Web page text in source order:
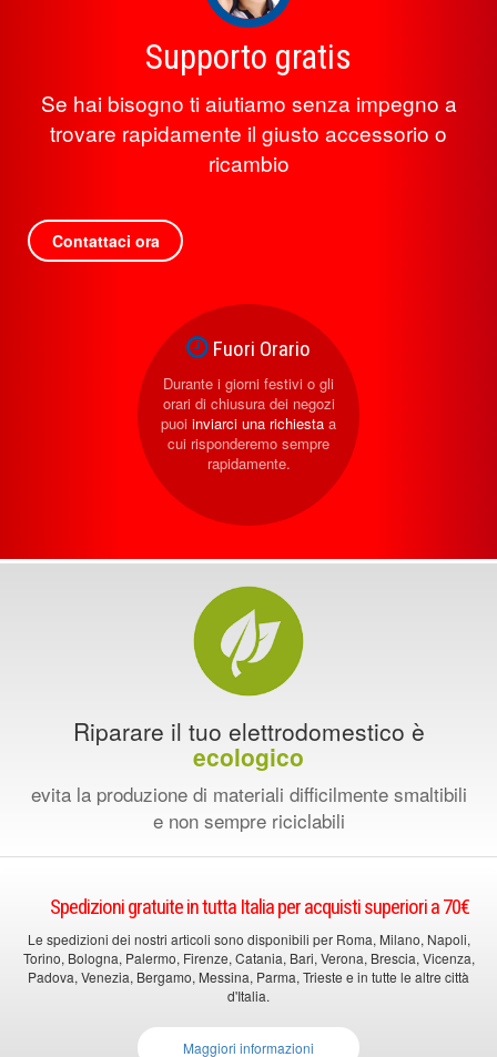
Supporto gratis
Se hai bisogno ti aiutiamo senza impegno a
trovare rapidamente il giusto accessorio o
ricambio
Contattaci ora
Fuori Orario
Durante i giorni festivi o gli
orari di chiusura dei negozi
puoi inviarci una richiesta a
cui risponderemo sempre
rapidamente.
Riparare il tuo elettrodomestico è
ecologico
evita la produzione di materiali difficilmente smaltibili
e non sempre riciclabili
Spedizioni gratuite in tutta Italia per acquisti superiori a 70€
Le spedizioni dei nostri articoli sono disponibili per Roma, Milano, Napoli,
Torino, Bologna, Palermo, Firenze, Catania, Bari, Verona, Brescia, Vicenza,
Padova, Venezia, Bergamo, Messina, Parma, Trieste e in tutte le altre città
d'Italia.
Maggiori informazioni